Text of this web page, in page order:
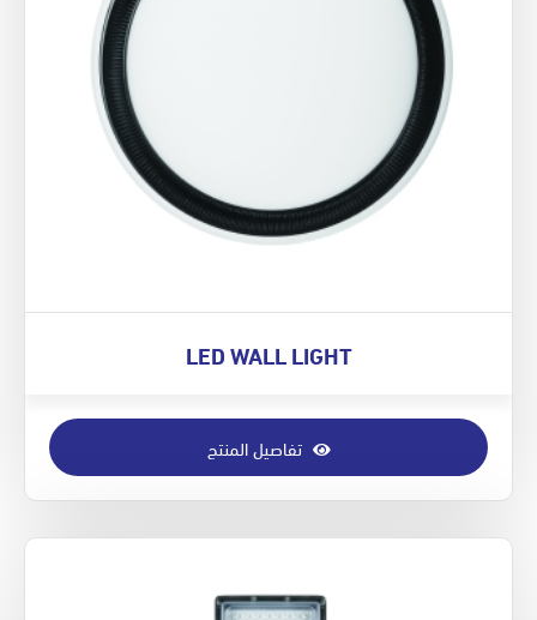
LED WALL LIGHT
تفاصيل المنتج